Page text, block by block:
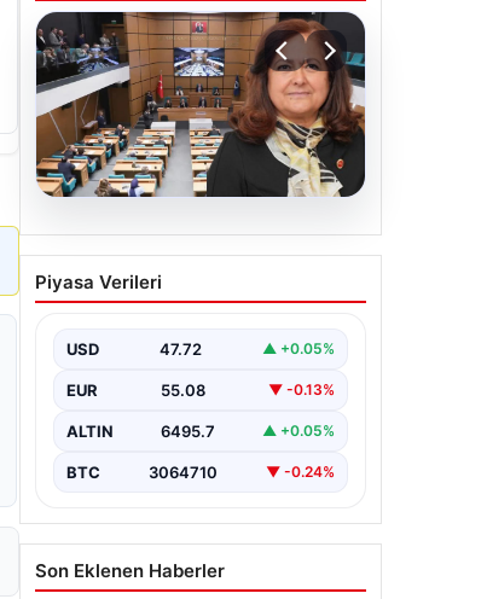
Üsküdar Belediyesi’nde
başkanvekili Sibel Tan
Piyasa Verileri
USD 47.72 ▲ +0.05%
EUR 55.08 ▼ -0.13%
ALTIN 6495.7 ▲ +0.05%
BTC 3064710 ▼ -0.24%
Son Eklenen Haberler